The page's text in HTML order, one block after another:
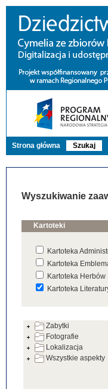
Strona główna Szukaj
Wyszukiwanie
Kartoteki
Kartoteka
Kartoteka
Kartoteka Herbów
Kartoteka
Kartoteka
Kartoteka Zabytków
Zabytki
Fotografie
Lokalizacja
Wszystkie aspekty